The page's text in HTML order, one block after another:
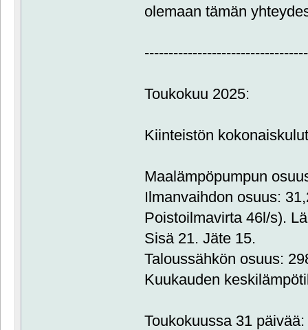
olemaan tämän
Toukokuu 2025:
Kiinteistön
Maalämpöpumpun
Ilmanvaihdon osuus:
Poistoilmavirta 46l/s).
Sisä 21. Jäte 15.
Taloussähkön osuus:
Kuukauden
Toukokuussa 31